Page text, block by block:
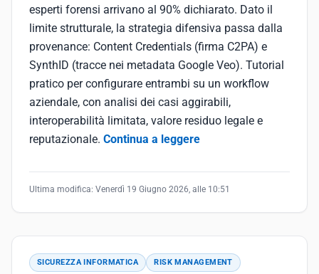
esperti forensi arrivano al 90% dichiarato. Dato il
limite strutturale, la strategia difensiva passa dalla
provenance: Content Credentials (firma C2PA) e
SynthID (tracce nei metadata Google Veo). Tutorial
pratico per configurare entrambi su un workflow
aziendale, con analisi dei casi aggirabili,
interoperabilità limitata, valore residuo legale e
reputazionale. Continua a leggere
Ultima modifica: Venerdì 19 Giugno 2026, alle 10:51
SICUREZZA INFORMATICA RISK MANAGEMENT